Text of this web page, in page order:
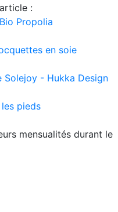
:
Propolia
en soie
Solejoy - Hukka Design
pieds
mensualités durant le